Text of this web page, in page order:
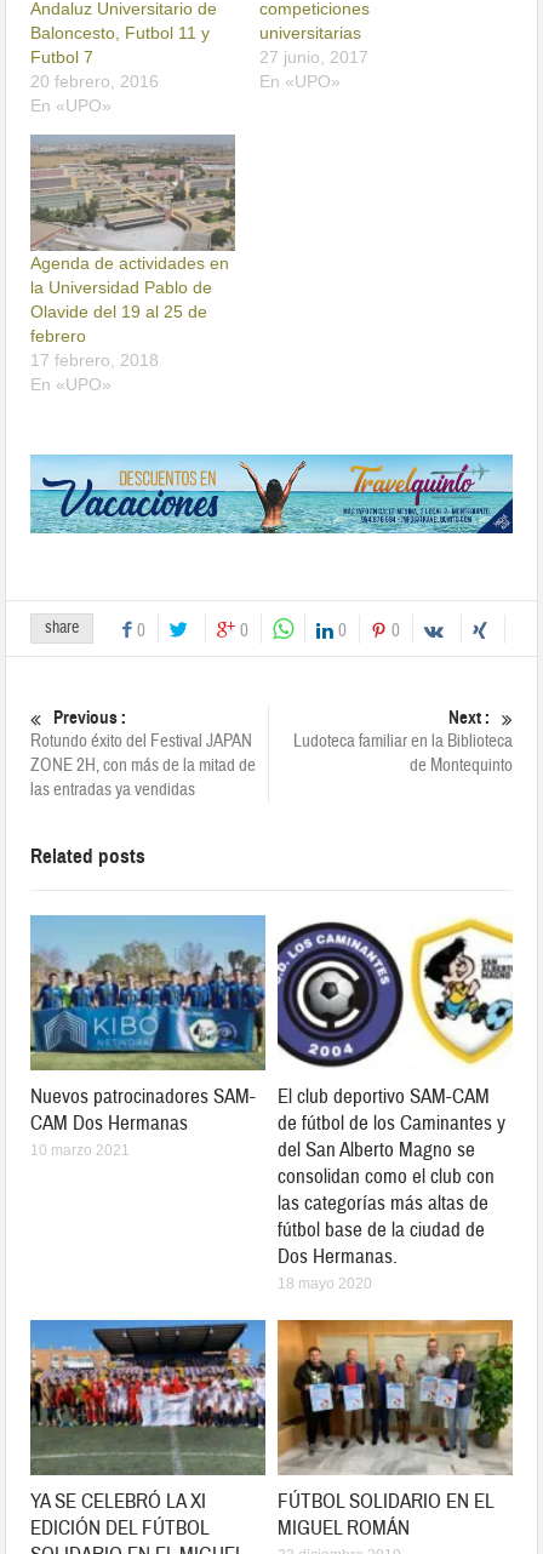
Andaluz Universitario de
Baloncesto, Futbol 11 y
Futbol 7
20 febrero, 2016
En «UPO»
competiciones
universitarias
27 junio, 2017
En «UPO»
Agenda de actividades en
la Universidad Pablo de
Olavide del 19 al 25 de
febrero
17 febrero, 2018
En «UPO»
share 0 0 0 0
Previous :
Rotundo éxito del Festival JAPAN
ZONE 2H, con más de la mitad de
las entradas ya vendidas
Next :
Ludoteca familiar en la Biblioteca
de Montequinto
Related posts
Nuevos patrocinadores SAM-
CAM Dos Hermanas
10 marzo 2021
El club deportivo SAM-CAM
de fútbol de los Caminantes y
del San Alberto Magno se
consolidan como el club con
las categorías más altas de
fútbol base de la ciudad de
Dos Hermanas.
18 mayo 2020
YA SE CELEBRÓ LA XI
EDICIÓN DEL FÚTBOL
FÚTBOL SOLIDARIO EN EL
MIGUEL ROMÁN